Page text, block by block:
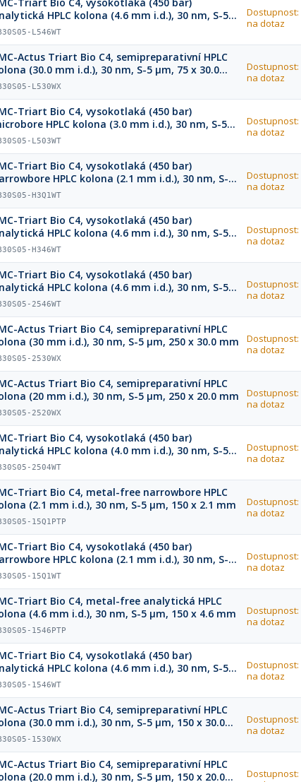
HPLC kolona (4.6 mm i.d.), 30 nm, S-5
75 x 4.6 mm
L546WT
Dostupnost:
na dotaz
Actus Triart Bio C4, semipreparativní HPLC
(30.0 mm i.d.), 30 nm, S-5 µm, 75 x 30.0
L530WX
Dostupnost:
na dotaz
Triart Bio C4, vysokotlaká (450 bar)
HPLC kolona (3.0 mm i.d.), 30 nm, S-5
75 x 3.0 mm
L503WT
Dostupnost:
na dotaz
Triart Bio C4, vysokotlaká (450 bar)
HPLC kolona (2.1 mm i.d.), 30 nm, S-5
33 x 2.1 mm
H3Q1WT
Dostupnost:
na dotaz
Triart Bio C4, vysokotlaká (450 bar)
HPLC kolona (4.6 mm i.d.), 30 nm, S-5
33 x 4.6 mm
H346WT
Dostupnost:
na dotaz
Triart Bio C4, vysokotlaká (450 bar)
HPLC kolona (4.6 mm i.d.), 30 nm, S-5
250 x 4.6 mm
2546WT
Dostupnost:
na dotaz
Actus Triart Bio C4, semipreparativní HPLC
(30 mm i.d.), 30 nm, S-5 µm, 250 x 30.0 mm
2530WX
Dostupnost:
na dotaz
Actus Triart Bio C4, semipreparativní HPLC
(20 mm i.d.), 30 nm, S-5 µm, 250 x 20.0 mm
2520WX
Dostupnost:
na dotaz
Triart Bio C4, vysokotlaká (450 bar)
HPLC kolona (4.0 mm i.d.), 30 nm, S-5
250 x 4.0 mm
2504WT
Dostupnost:
na dotaz
Triart Bio C4, metal-free narrowbore HPLC
(2.1 mm i.d.), 30 nm, S-5 µm, 150 x 2.1 mm
15Q1PTP
Dostupnost:
na dotaz
Triart Bio C4, vysokotlaká (450 bar)
HPLC kolona (2.1 mm i.d.), 30 nm, S-5
150 x 2.1 mm
15Q1WT
Dostupnost:
na dotaz
Triart Bio C4, metal-free analytická HPLC
(4.6 mm i.d.), 30 nm, S-5 µm, 150 x 4.6 mm
1546PTP
Dostupnost:
na dotaz
Triart Bio C4, vysokotlaká (450 bar)
HPLC kolona (4.6 mm i.d.), 30 nm, S-5
150 x 4.6 mm
1546WT
Dostupnost:
na dotaz
Actus Triart Bio C4, semipreparativní HPLC
(30.0 mm i.d.), 30 nm, S-5 µm, 150 x 30.0
1530WX
Dostupnost:
na dotaz
Actus Triart Bio C4, semipreparativní HPLC
(20.0 mm i.d.), 30 nm, S-5 µm, 150 x 20.0
Dostupnost: